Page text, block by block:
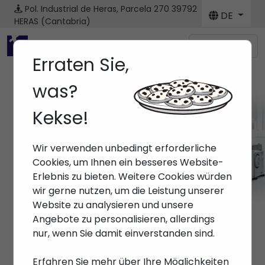
Pol. Industrial de Heras, Parcela 270 39792
HERAS (Cantabria)
DE
Menú
Anfang> Marken > ENGEL
Erraten Sie,
was?
Kekse!
Wir verwenden unbedingt erforderliche
Cookies, um Ihnen ein besseres Website-
Erlebnis zu bieten. Weitere Cookies würden
wir gerne nutzen, um die Leistung unserer
Website zu analysieren und unsere
Angebote zu personalisieren, allerdings
nur, wenn Sie damit einverstanden sind.
Erfahren Sie mehr über Ihre Möglichkeiten